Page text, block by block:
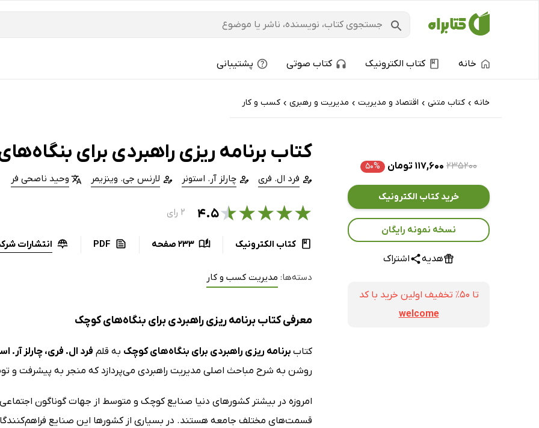
خانه کتاب الکترونیک کتاب صوتی پشتیبانی
خانه › کتاب‌ متنی › اقتصاد و مدیریت › مدیریت و رهبری › کسب و کار
۲۳۵۲۰۰ ۱۱۷,۶۰۰ تومان ۵۰%
خرید کتاب الکترونیک
نسخه نمونه رایگان
هدیه اشتراک
تا ۵۰٪ تخفیف اولین خرید با کد
welcome
کتاب برنامه ریزی راهبردی برای
فرد ال. فری چارلز آر. استونر لارنس جی. وینزیمر وحید ناصحی فر
★
★
★
★
★۴.۵ ۲ رای
کتاب الکترونیک 233 صفحه PDF انتشارات
دسته‌ها: مدیریت کسب و کار
معرفی کتاب برنامه ریزی راهبردی برای بنگاه‌های کوچک
کتاب برنامه ریزی راهبردی برای بنگاه‌های کوچک به قلم فرد ال. فری، چارلز آر.
روشن به شرح مباحث اصلی مدیریت راهبردی می‌پردازد که منجر به پیشرفت و
امروزه در بیشتر کشورهای دنیا صنایع کوچک و متوسط از جهات گوناگون
قسمت‌های مختلف جامعه هستند. در بسیاری از کشورها این صنایع